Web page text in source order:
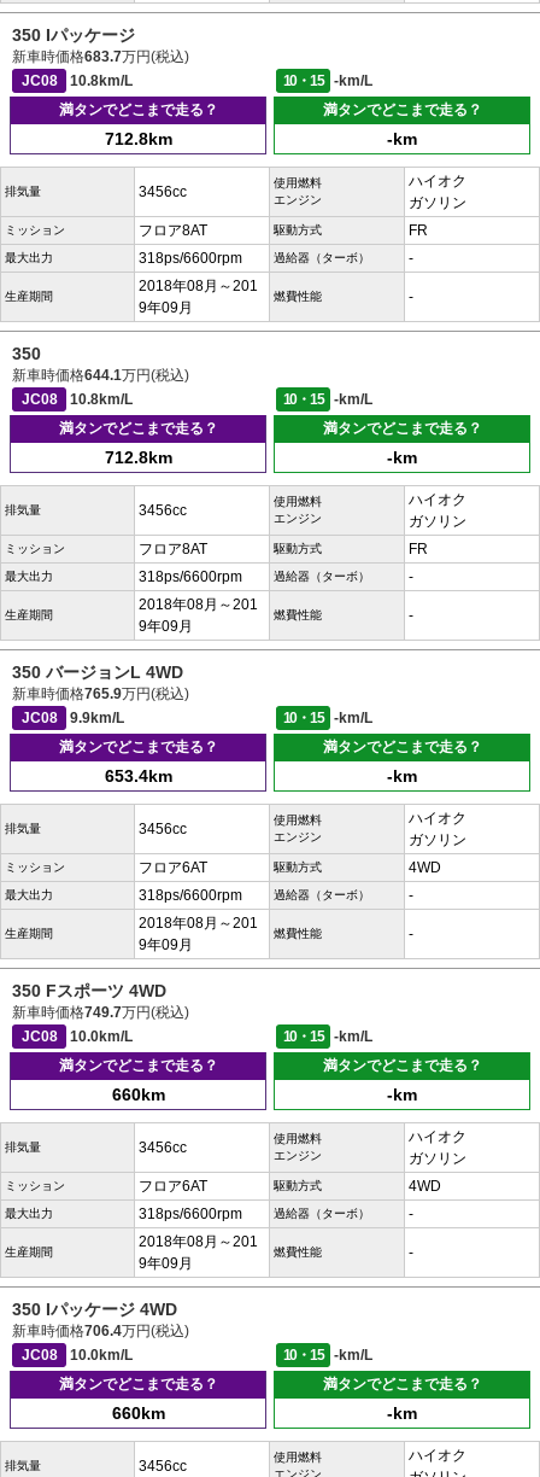
350 Iパッケージ
新車時価格683.7万円(税込)
JC08
10.8km/L 10・15
-km/L
満タンでどこまで走る？
712.8km
満タンでどこまで走る？
-km
排気量 3456cc
使用燃料
エンジン
ハイオク
ガソリン
ミッション フロア8AT 駆動方式 FR
最大出力 318ps/6600rpm 過給器（ターボ） -
生産期間
2018年08月～201
9年09月
燃費性能 -
350
新車時価格644.1万円(税込)
JC08
10.8km/L 10・15
-km/L
満タンでどこまで走る？
712.8km
満タンでどこまで走る？
-km
排気量 3456cc
使用燃料
エンジン
ハイオク
ガソリン
ミッション フロア8AT 駆動方式 FR
最大出力 318ps/6600rpm 過給器（ターボ） -
生産期間
2018年08月～201
9年09月
燃費性能 -
350 バージョンL 4WD
新車時価格765.9万円(税込)
JC08
9.9km/L 10・15
-km/L
満タンでどこまで走る？
653.4km
満タンでどこまで走る？
-km
排気量 3456cc
使用燃料
エンジン
ハイオク
ガソリン
ミッション フロア6AT 駆動方式 4WD
最大出力 318ps/6600rpm 過給器（ターボ） -
生産期間
2018年08月～201
9年09月
燃費性能 -
350 Fスポーツ 4WD
新車時価格749.7万円(税込)
JC08
10.0km/L 10・15
-km/L
満タンでどこまで走る？
660km
満タンでどこまで走る？
-km
排気量 3456cc
使用燃料
エンジン
ハイオク
ガソリン
ミッション フロア6AT 駆動方式 4WD
最大出力 318ps/6600rpm 過給器（ターボ） -
生産期間
2018年08月～201
9年09月
燃費性能 -
350 Iパッケージ 4WD
新車時価格706.4万円(税込)
JC08
10.0km/L 10・15
-km/L
満タンでどこまで走る？
660km
満タンでどこまで走る？
-km
排気量 3456cc
使用燃料
エンジン
ハイオク